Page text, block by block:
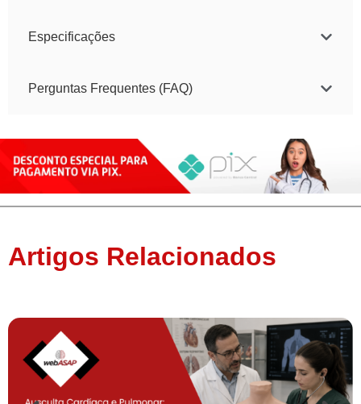
Especificações
Perguntas Frequentes (FAQ)
Artigos Relacionados